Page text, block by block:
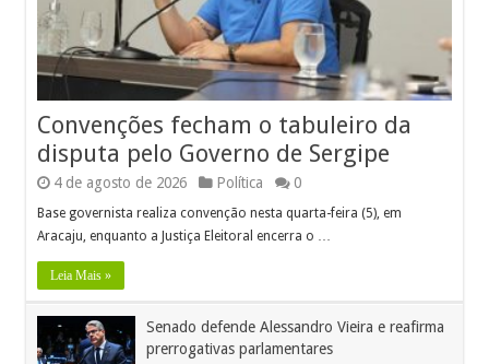
Convenções fecham o tabuleiro da
disputa pelo Governo de Sergipe
4 de agosto de 2026 Política 0
Base governista realiza convenção nesta quarta-feira (5), em
Aracaju, enquanto a Justiça Eleitoral encerra o …
Leia Mais »
Senado defende Alessandro Vieira e reafirma
prerrogativas parlamentares